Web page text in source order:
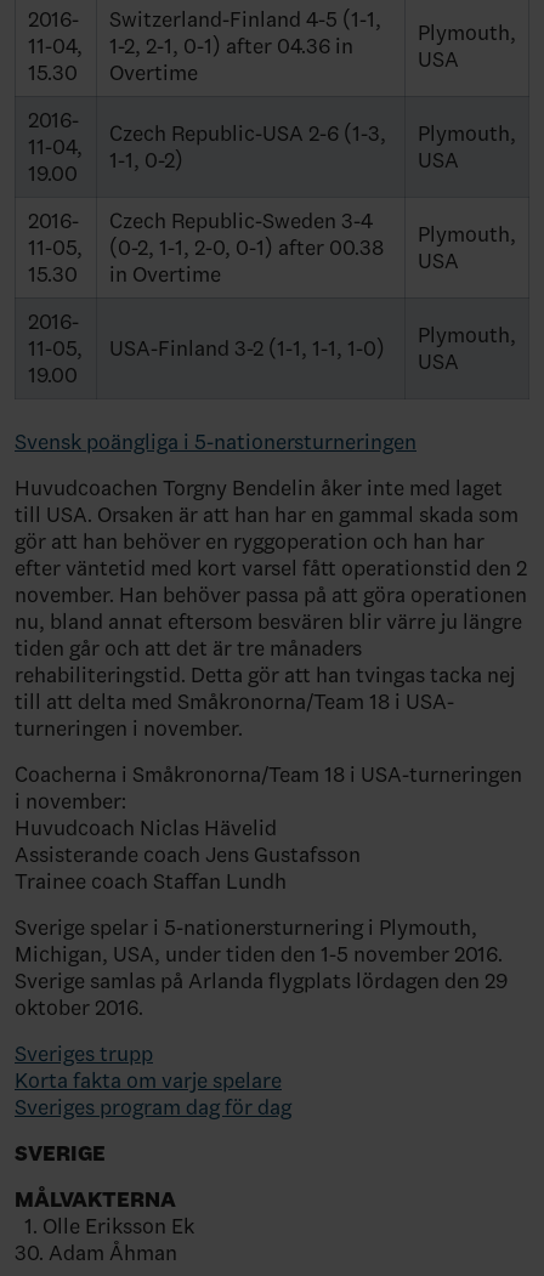
2016-
11-04,
15.30
Switzerland-Finland 4-5 (1-1,
1-2, 2-1, 0-1) after 04.36 in
Overtime
Plymouth,
USA
2016-
11-04,
19.00
Czech Republic-USA 2-6 (1-3,
1-1, 0-2)
Plymouth,
USA
2016-
11-05,
15.30
Czech Republic-Sweden 3-4
(0-2, 1-1, 2-0, 0-1) after 00.38
in Overtime
Plymouth,
USA
2016-
11-05,
19.00
USA-Finland 3-2 (1-1, 1-1, 1-0)
Plymouth,
USA
Svensk poängliga i 5-nationersturneringen
Huvudcoachen Torgny Bendelin åker inte med laget
till USA. Orsaken är att han har en gammal skada som
gör att han behöver en ryggoperation och han har
efter väntetid med kort varsel fått operationstid den 2
november. Han behöver passa på att göra operationen
nu, bland annat eftersom besvären blir värre ju längre
tiden går och att det är tre månaders
rehabiliteringstid. Detta gör att han tvingas tacka nej
till att delta med Småkronorna/Team 18 i USA-
turneringen i november.
Coacherna i Småkronorna/Team 18 i USA-turneringen
i november:
Huvudcoach Niclas Hävelid
Assisterande coach Jens Gustafsson
Trainee coach Staffan Lundh
Sverige spelar i 5-nationersturnering i Plymouth,
Michigan, USA, under tiden den 1-5 november 2016.
Sverige samlas på Arlanda flygplats lördagen den 29
oktober 2016.
Sveriges trupp
Korta fakta om varje spelare
Sveriges program dag för dag
SVERIGE
MÅLVAKTERNA
1. Olle Eriksson Ek
30. Adam Åhman